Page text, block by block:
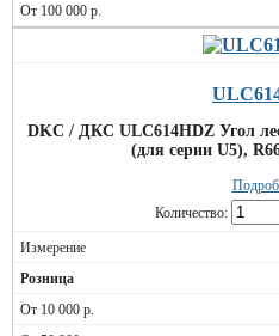
DKC / ДКС ULC614HDZ Угол
(для серии U5),
Количество: